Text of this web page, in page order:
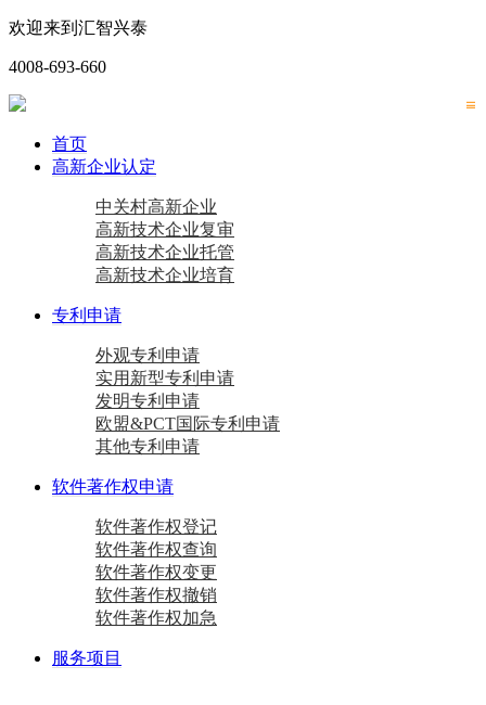
欢迎来到汇智兴泰
4008-693-660
首页
高新企业认定
中关村高新企业
高新技术企业复审
高新技术企业托管
高新技术企业培育
专利申请
外观专利申请
实用新型专利申请
发明专利申请
欧盟&PCT国际专利申请
其他专利申请
软件著作权申请
软件著作权登记
软件著作权查询
软件著作权变更
软件著作权撤销
软件著作权加急
服务项目